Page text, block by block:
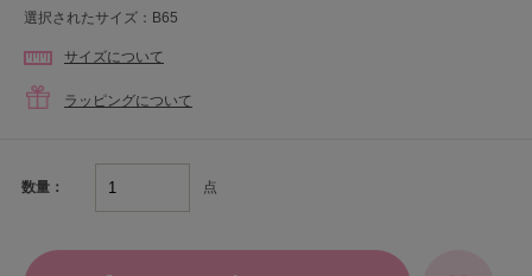
選択されたサイズ：B65
サイズについて
ラッピングについて
数量： 点